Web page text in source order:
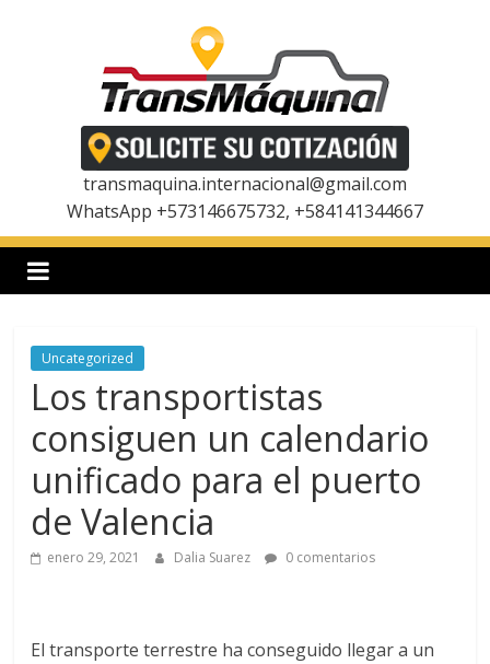
a
s
m
a
q
u
transmaquina.internacional@gmail.com
WhatsApp +573146675732, +584141344667
Uncategorized
Los transportistas
consiguen un calendario
unificado para el puerto
de Valencia
enero 29, 2021 Dalia Suarez 0 comentarios
El transporte terrestre ha conseguido llegar a un